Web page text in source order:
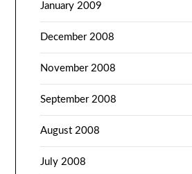
January 2009
December 2008
November 2008
September 2008
August 2008
July 2008